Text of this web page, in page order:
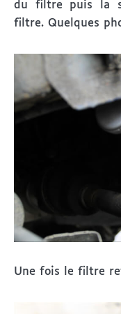
du filtre puis la
filtre. Quelques
Une fois le filtre